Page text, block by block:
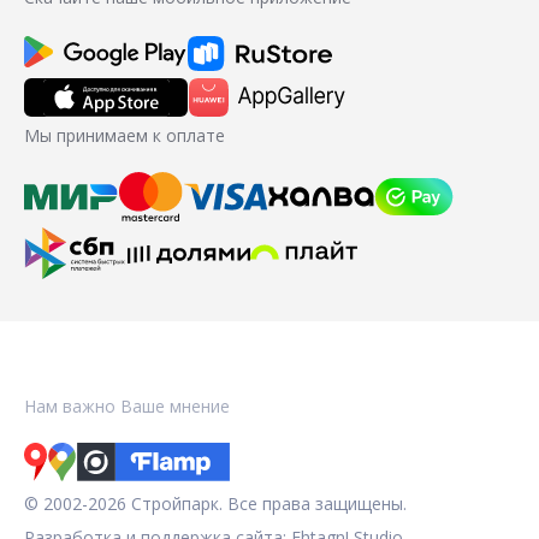
Мы принимаем к оплате
Нам важно Ваше мнение
© 2002-2026 Стройпарк. Все права защищены.